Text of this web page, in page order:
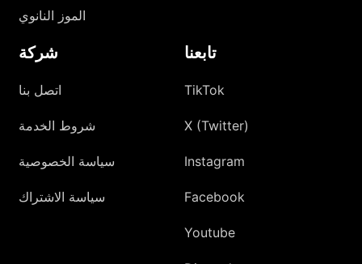
الموز النانوي
شركة
اتصل بنا
شروط الخدمة
سياسة الخصوصية
سياسة الاشتراك
تابعنا
TikTok
X (Twitter)
Instagram
Facebook
Youtube